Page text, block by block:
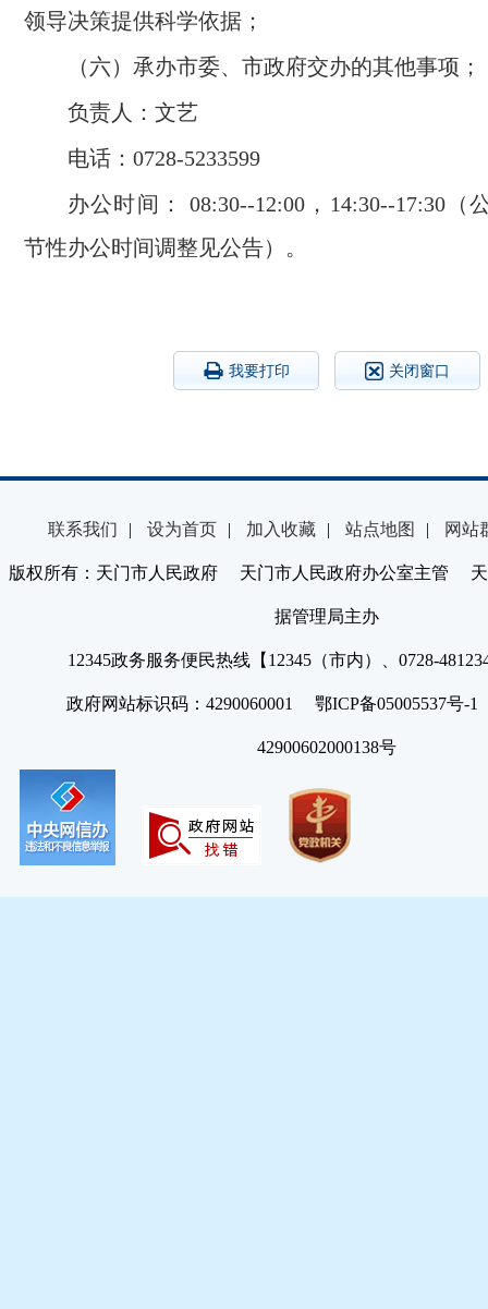
领导决策提供科学依据；
（六）承办市委、市政府交办的其他事项；
负责人：文艺
电话：0728-5233599
办公时间： 08:30--12:00，14:30--17:30（
节性办公时间调整见公告）。
我要打印 关闭窗口
联系我们 | 设为首页 | 加入收藏 | 站点地图 | 网站
版权所有：天门市人民政府 天门市人民政府办公室主管 天
据管理局主办
12345政务服务便民热线【12345（市内）、0728-
政府网站标识码：4290060001 鄂ICP备05005537号
42900602000138号